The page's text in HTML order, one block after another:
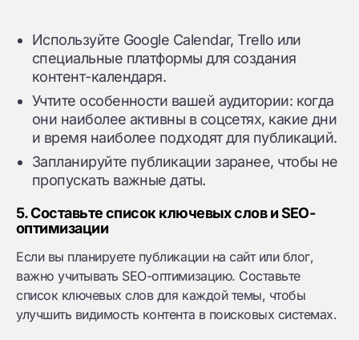
Используйте Google Calendar, Trello или
специальные платформы для создания
контент-календаря.
Учтите особенности вашей аудитории: когда
они наиболее активны в соцсетях, какие дни
и время наиболее подходят для публикаций.
Запланируйте публикации заранее, чтобы не
пропускать важные даты.
5. Составьте список ключевых слов и SEO-
оптимизации
Если вы планируете публикации на сайт или блог,
важно учитывать SEO-оптимизацию. Составьте
список ключевых слов для каждой темы, чтобы
улучшить видимость контента в поисковых системах.